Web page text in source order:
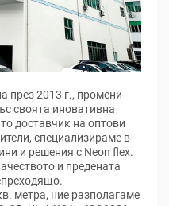
през 2013 г., промени
своята иновативна
доставчик на оптови
специализираме в
и решения с Neon flex.
и предената
метра, ние разполагаме